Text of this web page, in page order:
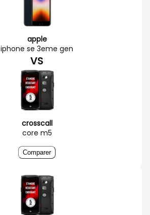
apple
iphone se 3eme gen
VS
crosscall
core m5
Comparer